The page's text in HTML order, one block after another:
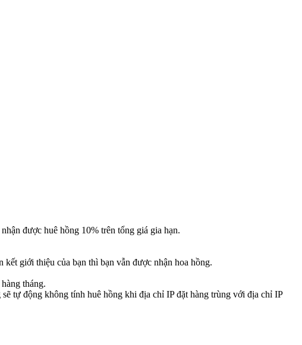
được huê hồng 10% trên tổng giá gia hạn.
giới thiệu của bạn thì bạn vẫn được nhận hoa hồng.
tháng.
tự động không tính huê hồng khi địa chỉ IP đặt hàng trùng với địa chỉ IP